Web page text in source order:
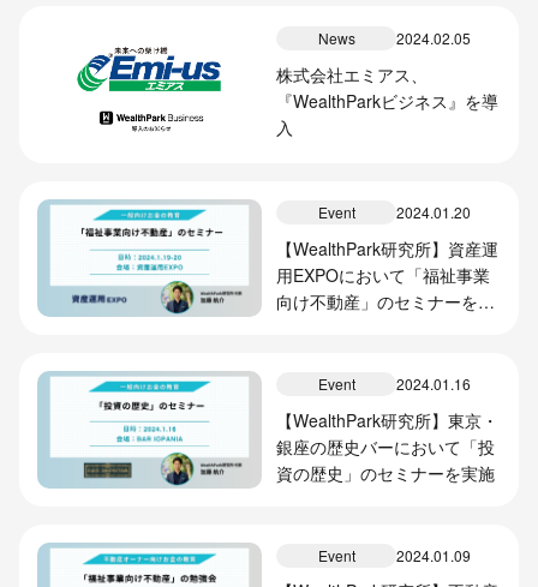
News 2024.02.05
株式会社エミアス、
『WealthParkビジネス』を導
入
Event 2024.01.20
【WealthPark研究所】資産運
用EXPOにおいて「福祉事業
向け不動産」のセミナーを実
Event 2024.01.16
【WealthPark研究所】東京・
銀座の歴史バーにおいて「投
資の歴史」のセミナーを実施
Event 2024.01.09